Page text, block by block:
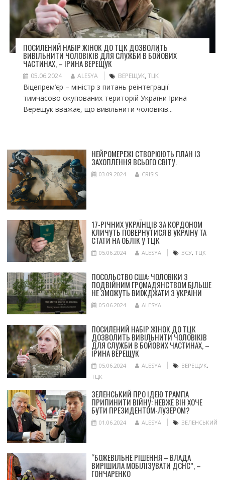
ПОСИЛЕНИЙ НАБІР ЖІНОК ДО ТЦК ДОЗВОЛИТЬ
ВИВІЛЬНИТИ ЧОЛОВІКІВ ДЛЯ СЛУЖБИ В БОЙОВИХ
ЧАСТИНАХ, – ІРИНА ВЕРЕЩУК
05.06.2024 ALESYA ВЕРЕЩУК, ТЦК
Віцепрем’єр – міністр з питань реінтеграції
тимчасово окупованих територій України Ірина
Верещук вважає, що вивільнити чоловіків...
НЕЙРОМЕРЕЖІ СТВОРЮЮТЬ ПЛАН ІЗ
ЗАХОПЛЕННЯ ВСЬОГО СВІТУ.
03.09.2024 CRISIS
17-РІЧНИХ УКРАЇНЦІВ ЗА КОРДОНОМ
КЛИЧУТЬ ПОВЕРНУТИСЯ В УКРАЇНУ ТА
СТАТИ НА ОБЛІК У ТЦК
05.06.2024 ALESYA ЗСУ, ТЦК
ПОСОЛЬСТВО США: ЧОЛОВІКИ З
ПОДВІЙНИМ ГРОМАДЯНСТВОМ БІЛЬШЕ
НЕ ЗМОЖУТЬ ВИЇЖДЖАТИ З УКРАЇНИ
05.06.2024 ALESYA
ПОСИЛЕНИЙ НАБІР ЖІНОК ДО ТЦК
ДОЗВОЛИТЬ ВИВІЛЬНИТИ ЧОЛОВІКІВ
ДЛЯ СЛУЖБИ В БОЙОВИХ ЧАСТИНАХ, –
ІРИНА ВЕРЕЩУК
05.06.2024 ALESYA ВЕРЕЩУК,
ТЦК
ЗЕЛЕНСЬКИЙ ПРО ІДЕЮ ТРАМПА
ПРИПИНИТИ ВІЙНУ: НЕВЖЕ ВІН ХОЧЕ
БУТИ ПРЕЗИДЕНТОМ-ЛУЗЕРОМ?
01.06.2024 ALESYA ЗЕЛЕНСЬКИЙ
“БОЖЕВІЛЬНЕ РІШЕННЯ – ВЛАДА
ВИРІШИЛА МОБІЛІЗУВАТИ ДСНС”, –
ГОНЧАРЕНКО